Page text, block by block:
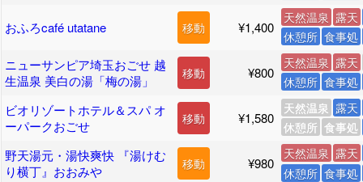
おふろcafé utatane 移動 ¥1,400
天然温泉 露天
休憩所 食事処
ニューサンピア埼玉おごせ 越
生温泉 美白の湯「梅の湯」
移動 ¥800
天然温泉 露天
休憩所 食事処
ビオリゾートホテル＆スパ オ
ーパークおごせ
移動 ¥1,580
天然温泉 露天
休憩所 食事処
野天湯元・湯快爽快 『湯けむ
り横丁』おおみや
移動 ¥980
天然温泉 露天
休憩所 食事処